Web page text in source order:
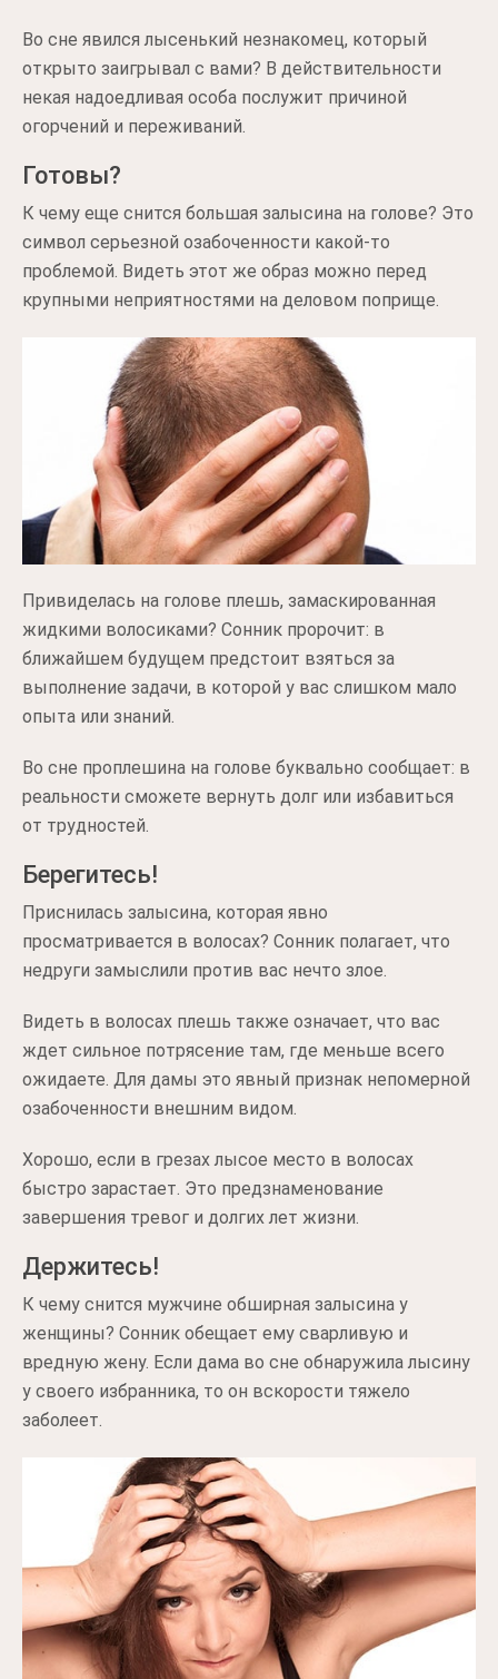
Во сне явился лысенький незнакомец, который
открыто заигрывал с вами? В действительности
некая надоедливая особа послужит причиной
огорчений и переживаний.
Готовы?
К чему еще снится большая залысина на голове? Это
символ серьезной озабоченности какой-то
проблемой. Видеть этот же образ можно перед
крупными неприятностями на деловом поприще.
Привиделась на голове плешь, замаскированная
жидкими волосиками? Сонник пророчит: в
ближайшем будущем предстоит взяться за
выполнение задачи, в которой у вас слишком мало
опыта или знаний.
Во сне проплешина на голове буквально сообщает: в
реальности сможете вернуть долг или избавиться
от трудностей.
Берегитесь!
Приснилась залысина, которая явно
просматривается в волосах? Сонник полагает, что
недруги замыслили против вас нечто злое.
Видеть в волосах плешь также означает, что вас
ждет сильное потрясение там, где меньше всего
ожидаете. Для дамы это явный признак непомерной
озабоченности внешним видом.
Хорошо, если в грезах лысое место в волосах
быстро зарастает. Это предзнаменование
завершения тревог и долгих лет жизни.
Держитесь!
К чему снится мужчине обширная залысина у
женщины? Сонник обещает ему сварливую и
вредную жену. Если дама во сне обнаружила лысину
у своего избранника, то он вскорости тяжело
заболеет.